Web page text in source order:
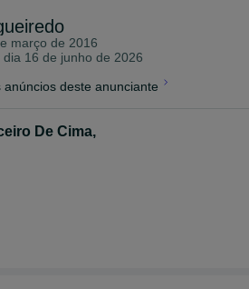
março de 2016
dia 16 de junho de 2026
anúncios deste anunciante
De Cima,